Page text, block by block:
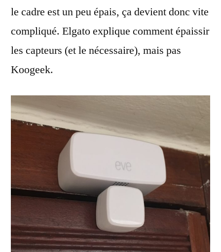
le cadre est un peu épais, ça devient donc vite
compliqué. Elgato explique comment épaissir
les capteurs (et le nécessaire), mais pas
Koogeek.